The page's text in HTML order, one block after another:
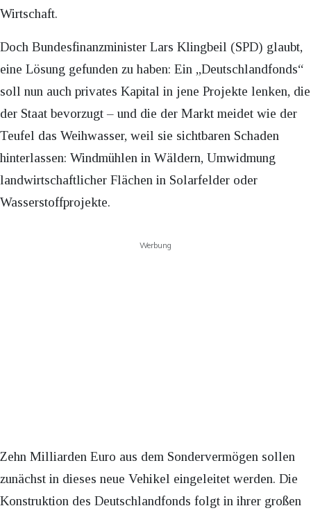
Wirtschaft.
Doch Bundesfinanzminister Lars Klingbeil (SPD) glaubt,
eine Lösung gefunden zu haben: Ein „Deutschlandfonds“
soll nun auch privates Kapital in jene Projekte lenken, die
der Staat bevorzugt – und die der Markt meidet wie der
Teufel das Weihwasser, weil sie sichtbaren Schaden
hinterlassen: Windmühlen in Wäldern, Umwidmung
landwirtschaftlicher Flächen in Solarfelder oder
Wasserstoffprojekte.
Werbung
Zehn Milliarden Euro aus dem Sondervermögen sollen
zunächst in dieses neue Vehikel eingeleitet werden. Die
Konstruktion des Deutschlandfonds folgt in ihrer großen